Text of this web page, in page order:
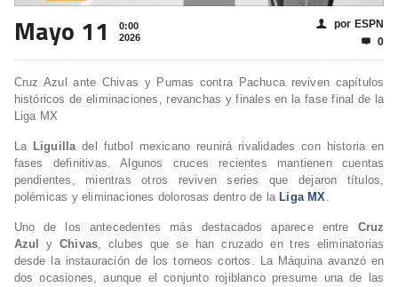
Mayo 11
0:00
2026
👤 por ESPN
 0
Cruz Azul ante Chivas y Pumas contra Pachuca reviven capítulos
históricos de eliminaciones, revanchas y finales en la fase final de la
Liga MX
La Liguilla del futbol mexicano reunirá rivalidades con historia en
fases definitivas. Algunos cruces recientes mantienen cuentas
pendientes, mientras otros reviven series que dejaron títulos,
polémicas y eliminaciones dolorosas dentro de la Liga MX.
Uno de los antecedentes más destacados aparece entre
Cruz
Azul
y Chivas, clubes que se han cruzado en tres eliminatorias
desde la instauración de los torneos cortos. La Máquina avanzó en
dos ocasiones, aunque el conjunto rojiblanco presume una de las